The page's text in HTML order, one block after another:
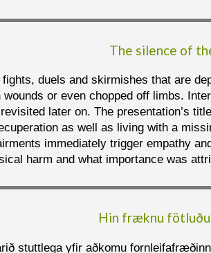
The silence of
duels and skirmishes that are
or even chopped off limbs.
later on. The presentation’s
as well as living with a
immediately trigger empathy
harm and what importance was
Hin fræknu
stuttlega yfir aðkomu